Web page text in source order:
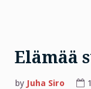
Elämää
by Juha Siro